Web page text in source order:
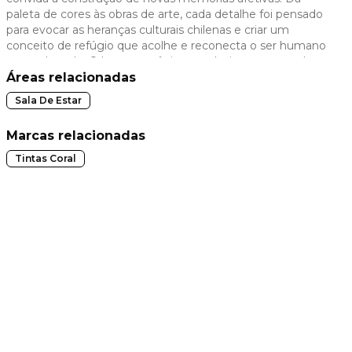
slide
slide
paleta de cores às obras de arte, cada detalhe foi pensado
para evocar as heranças culturais chilenas e criar um
conceito de refúgio que acolhe e reconecta o ser humano
ao seu legado. O layout orgânico e o design atemporal
trazem à tona a essência dos lares que perduram por
gerações.
Áreas relacionadas
Sala De Estar
Marcas relacionadas
Tintas Coral